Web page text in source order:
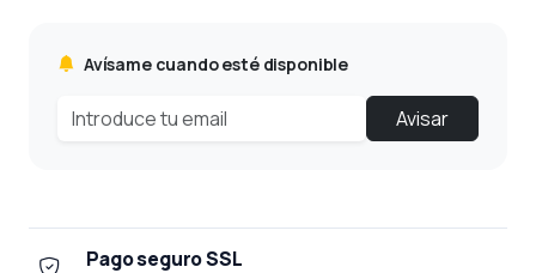
Avísame cuando esté disponible
Avisar
Pago seguro SSL